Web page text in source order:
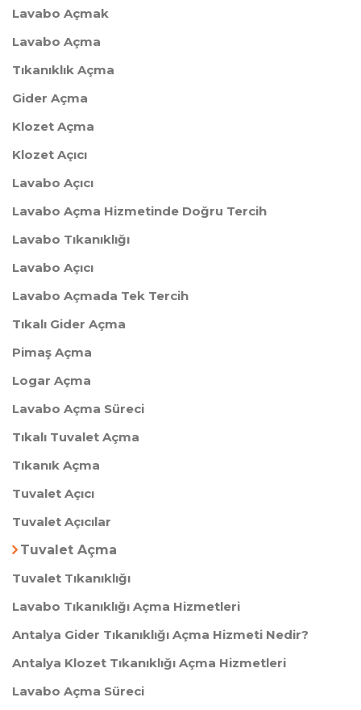
Lavabo Açmak
Lavabo Açma
Tıkanıklık Açma
Gider Açma
Klozet Açma
Klozet Açıcı
Lavabo Açıcı
Lavabo Açma Hizmetinde Doğru Tercih
Lavabo Tıkanıklığı
Lavabo Açıcı
Lavabo Açmada Tek Tercih
Tıkalı Gider Açma
Pimaş Açma
Logar Açma
Lavabo Açma Süreci
Tıkalı Tuvalet Açma
Tıkanık Açma
Tuvalet Açıcı
Tuvalet Açıcılar
Tuvalet Açma
Tuvalet Tıkanıklığı
Lavabo Tıkanıklığı Açma Hizmetleri
Antalya Gider Tıkanıklığı Açma Hizmeti Nedir?
Antalya Klozet Tıkanıklığı Açma Hizmetleri
Lavabo Açma Süreci